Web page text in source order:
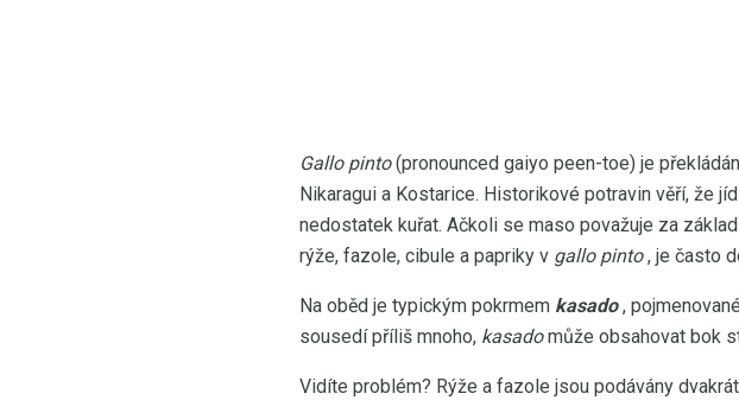
Gallo pinto(pronounced gaiyo peen-toe) je
Nikaragui a Kostarice. Historikové potravin věří, že
nedostatek kuřat. Ačkoli se maso považuje za
rýže, fazole, cibule a papriky v gallo pinto, je často
Na oběd je typickým pokrmem kasado,
sousedí příliš mnoho, kasadomůže obsahovat bok
Vidíte problém? Rýže a fazole jsou podávány